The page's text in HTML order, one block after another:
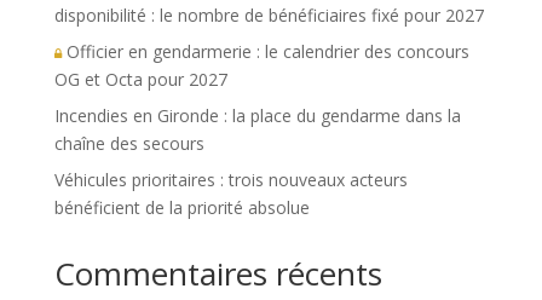
disponibilité : le nombre de bénéficiaires fixé pour 2027
Officier en gendarmerie : le calendrier des concours
OG et Octa pour 2027
Incendies en Gironde : la place du gendarme dans la
chaîne des secours
Véhicules prioritaires : trois nouveaux acteurs
bénéficient de la priorité absolue
Commentaires récents